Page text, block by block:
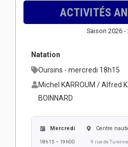
ACTIVITÉS
Saison 2026 -
Natation
Oursins - mercredi 18h15
Michel KARROUM / Alfred
BOINNARD
Mercredi
18h15 – 19h00
Centre nautique
9 rue de